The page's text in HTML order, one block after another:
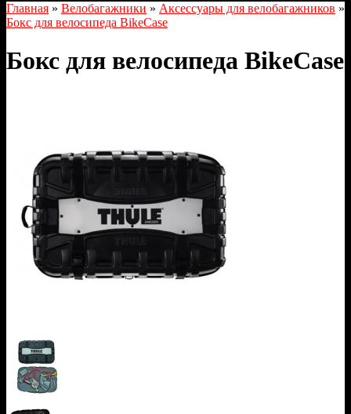
Главная » Велобагажники » Аксессуары для велобагажников »
Бокс для велосипеда BikeCase
Бокс для велосипеда BikeCase